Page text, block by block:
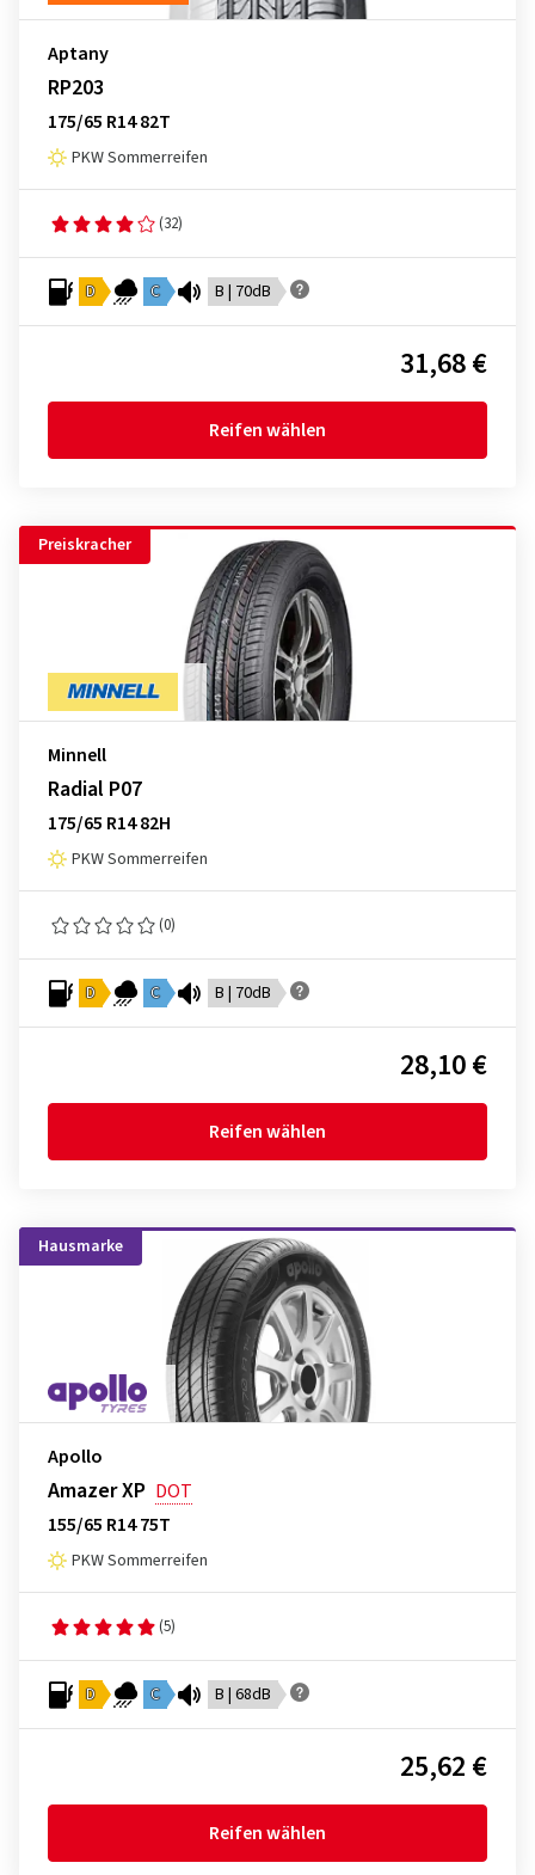
Aptany
RP203
175/65 R14 82T
PKW Sommerreifen
(32)
D C B | 70dB
31,68 €
Reifen wählen
Preiskracher
Minnell
Radial P07
175/65 R14 82H
PKW Sommerreifen
(0)
D C B | 70dB
28,10 €
Reifen wählen
Hausmarke
Apollo
Amazer XP DOT
155/65 R14 75T
PKW Sommerreifen
(5)
D C B | 68dB
25,62 €
Reifen wählen